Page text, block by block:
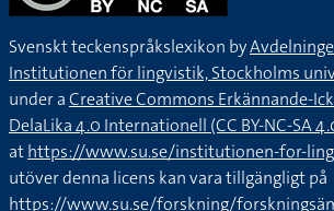
Svenskt teckenspråkslexikon by
Institutionen för lingvistik, Stockholms
under aCreative Commons Erkännande-
DelaLika 4.0 Internationell (CC BY-NC-SA
athttps://www.su.se/institutionen-for-
utöver denna licens kan vara tillgängligt på
https://www.su.se/forskning/